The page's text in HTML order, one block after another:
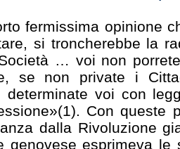
fermissima opinione
si troncherebbe la
… voi non
se non private i
determinate voi con
Con queste
dalla Rivoluzione
genovese esprimeva le